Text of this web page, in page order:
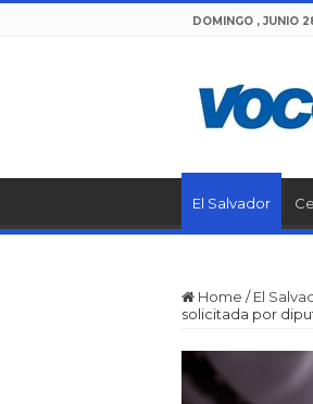
DOMINGO , JUNIO
El Salvador
Home / El
solicitada por